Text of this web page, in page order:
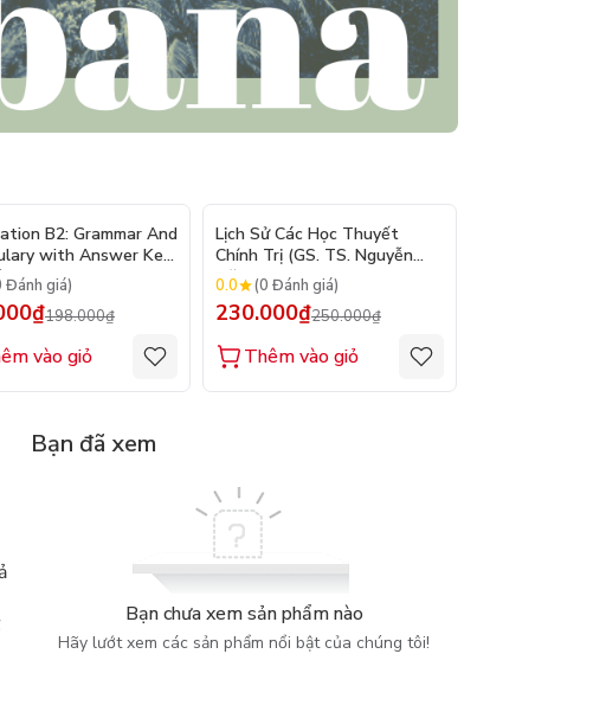
- 10%
B2: Grammar And
with Answer Key
2025)
Đánh giá)
198.000₫
vào giỏ
Lịch Sử Các Học Thuyết
Chính Trị (GS. TS. Nguyễn
Đăng Dung)
0.0 (0 Đánh giá)
230.000₫250.000₫
Thêm vào giỏ
Bạn đã xem
Bạn chưa xem sản phẩm nào
Hãy lướt xem các sản phẩm nổi bật của chúng tôi!